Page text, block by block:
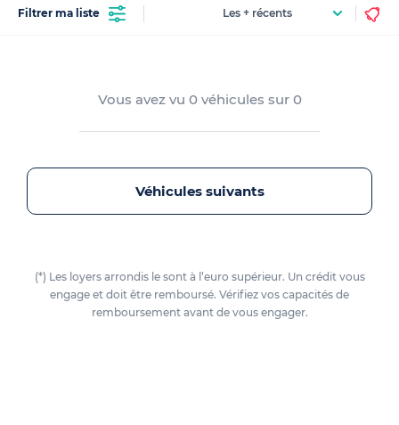
Filtrer ma liste
Vous avez vu 0 véhicules sur 0
Véhicules suivants
(*) Les loyers arrondis le sont à l’euro supérieur. Un crédit vous
engage et doit être remboursé. Vérifiez vos capacités de
remboursement avant de vous engager.